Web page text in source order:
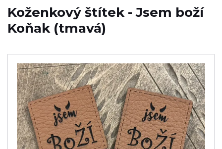
Koženkový štítek - Jsem boží
Koňak (tmavá)